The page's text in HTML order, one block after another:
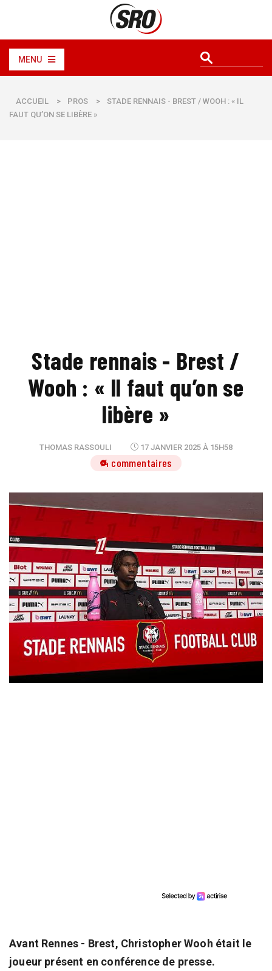
MENU
ACCUEIL > PROS >
STADE RENNAIS - BREST / WOOH : « IL
FAUT QU’ON SE LIBÈRE »
Stade rennais - Brest /
Wooh : « Il faut qu’on se
libère »
THOMAS RASSOULI 17 JANVIER 2025 À 15H58
4 commentaires
Avant Rennes - Brest, Christopher Wooh était le
joueur présent en conférence de presse.